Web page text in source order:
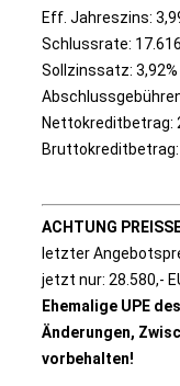
Eff. Jahreszins:
Schlussrate:
Sollzinssatz:
Nettokreditbetrag:
Bruttokreditbetrag:
ACHTUNG
letzter
jetzt nur: 28.580,-
Ehemalige UPE
Änderungen,
vorbehalten!